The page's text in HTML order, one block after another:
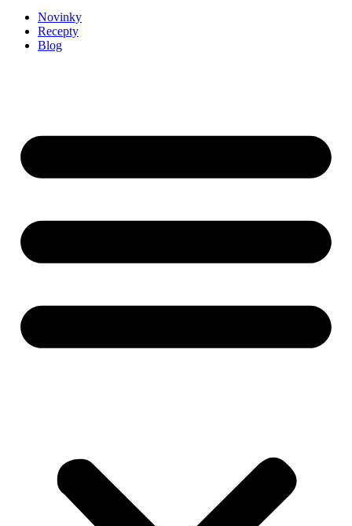
Novinky
Recepty
Blog